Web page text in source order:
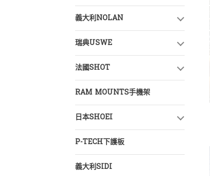
義大利NOLAN
瑞典USWE
法國SHOT
RAM MOUNTS手機架
日本SHOEI
P-TECH下護板
義大利SIDI